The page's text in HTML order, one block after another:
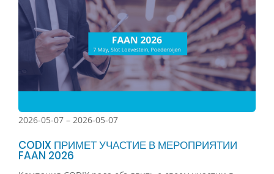
2026-05-07 – 2026-05-07
CODIX ПРИМЕТ УЧАСТИЕ В МЕРОПРИЯТИИ
FAAN 2026